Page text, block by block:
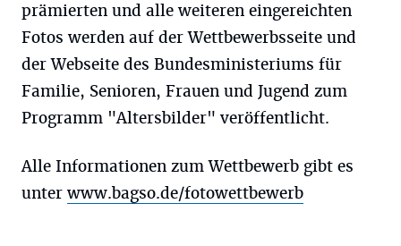
prämierten und alle weiteren eingereichten
Fotos werden auf der Wettbewerbsseite und
der Webseite des Bundesministeriums für
Familie, Senioren, Frauen und Jugend zum
Programm "Altersbilder" veröffentlicht.
Alle Informationen zum Wettbewerb gibt es
unterwww.bagso.de/fotowettbewerb